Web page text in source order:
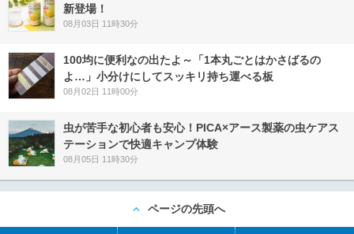
新登場！
08月03日 11時30分
100均に便利なの出たよ～「1本丸ごとはかさばるの
よ…」小分けにしてスッキリ持ち運べる板
08月02日 11時00分
虫が苦手な初心者も安心！PICA×アース製薬の虫ケアス
テーションで快適キャンプ体験
08月05日 11時30分
ページの先頭へ